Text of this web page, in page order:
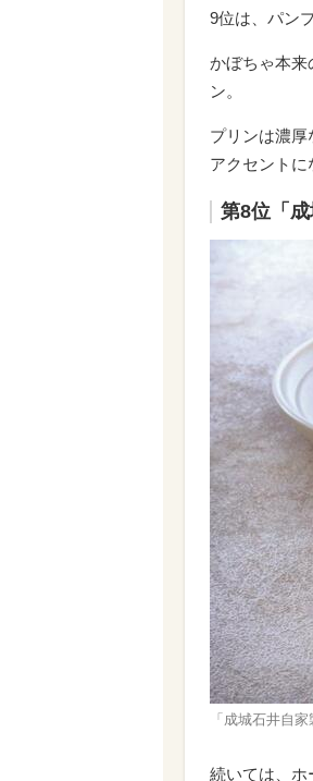
9位は、パン
かぼちゃ本来
ン。
プリンは濃
アクセントに
第8位「
「成城石井自
続いては、ホ